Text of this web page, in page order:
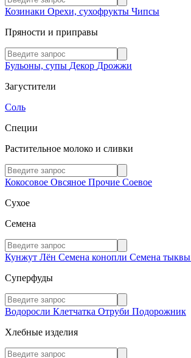
Козинаки Орехи, сухофрукты Чипсы
Пряности и приправы
Бульоны, супы Декор Дрожжи
Загустители
Соль
Специи
Растительное молоко и сливки
Кокосовое Овсяное Прочие Соевое
Сухое
Семена
Кунжут Лён Семена конопли Семена тыквы
Суперфуды
Водоросли Клетчатка Отруби Подорожник
Хлебные изделия